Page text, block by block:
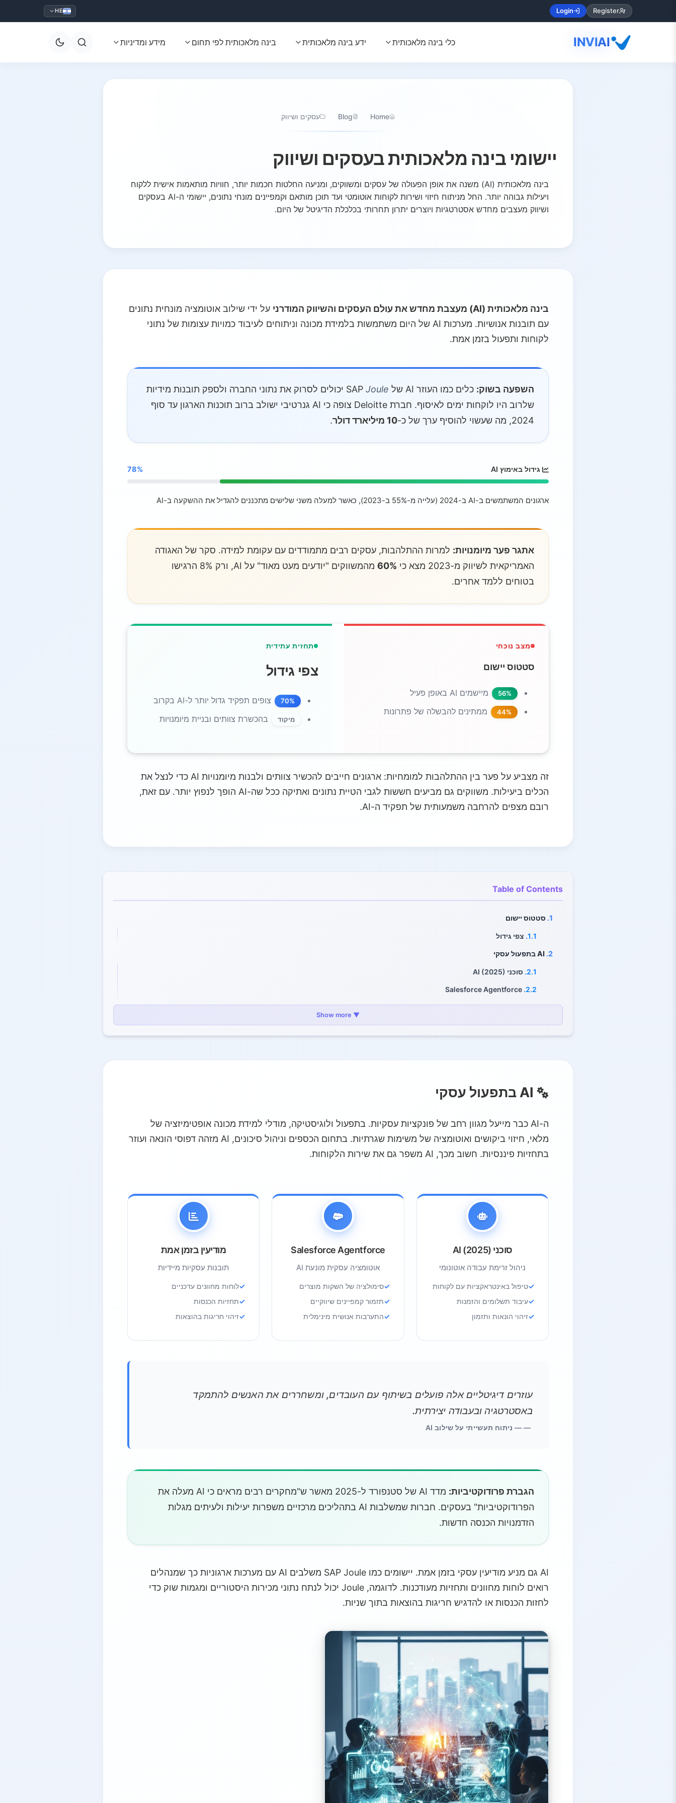
Register
Login
HE
INVIAI כלי בינה מלאכותית ידע בינה מלאכותית בינה מלאכותית לפי תחום מידע ומדיניות
Home
Blog עסקים ושיווק
יישומי בינה מלאכותית בעסקים ושיווק
בינה מלאכותית (AI) משנה את אופן הפעולה של עסקים ומשווקים, ומניעה החלטות חכמות יותר, חוויות מותאמות אישית ללקוח
ויעילות גבוהה יותר. החל מניתוח חיזוי ושירות לקוחות אוטומטי ועד תוכן מותאם וקמפיינים מונחי נתונים, יישומי ה-AI בעסקים
ושיווק מעצבים מחדש אסטרטגיות ויוצרים יתרון תחרותי בכלכלת הדיגיטל של היום.
בינה מלאכותית (AI) מעצבת מחדש את עולם העסקים והשיווק המודרני
על ידי שילוב אוטומציה מונחית נתונים
עם תובנות אנושיות. מערכות AI של היום משתמשות בלמידת מכונה וניתוחים לעיבוד כמויות עצומות של נתוני
לקוחות ותפעול בזמן אמת.
השפעה בשוק: כלים כמו העוזר AI של SAP Joule
יכולים לסרוק את נתוני החברה ולספק תובנות מידיות
שלרוב היו לוקחות ימים לאיסוף. חברת Deloitte צופה כי AI גנרטיבי ישולב ברוב תוכנות הארגון עד סוף
2024, מה שעשוי להוסיף ערך של כ-
10 מיליארד דולר .
גידול באימוץ AI 78%
ארגונים המשתמשים ב-AI ב-2024 (עלייה מ-55% ב-2023), כאשר למעלה משני שלישים מתכננים להגדיל את ההשקעה ב-AI
אתגר פער מיומנויות: למרות ההתלהבות, עסקים רבים מתמודדים עם עקומת למידה. סקר של האגודה
האמריקאית לשיווק מ-2023 מצא כי
60%
מהמשווקים "יודעים מעט מאוד" על AI, ורק 8% הרגישו
בטוחים ללמד אחרים.
מצב נוכחי
סטטוס יישום
56% מיישמים AI באופן פעיל
44% ממתינים להבשלה של פתרונות
תחזית עתידית
צפי גידול
70% צופים תפקיד גדול יותר ל-AI בקרוב
מיקוד בהכשרת צוותים ובניית מיומנויות
זה מצביע על פער בין ההתלהבות למומחיות: ארגונים חייבים להכשיר צוותים ולבנות מיומנויות AI כדי לנצל את
הכלים ביעילות. משווקים גם מביעים חששות לגבי הטיית נתונים ואתיקה ככל שה-AI הופך לנפוץ יותר. עם זאת,
רובם מצפים להרחבה משמעותית של תפקיד ה-AI.
Table of Contents
1. סטטוס יישום
1.1. צפי גידול
2.
2.1. סוכני AI (2025)
2.2.
2.3. מודיעין בזמן אמת
3. AI בשיווק
3.4. צ'אטבוטים ואוטומציה
הקצאת תקציב של 20%
קמפיינים מתקדמים
▼ Show more
ה-AI כבר מייעל מגוון רחב של פונקציות עסקיות. בתפעול ולוגיסטיקה, מודלי למידת מכונה אופטימיזציה של
מלאי, חיזוי ביקושים ואוטומציה של משימות שגרתיות. בתחום הכספים וניהול סיכונים, AI מזהה דפוסי הונאה ועוזר
בתחזיות פיננסיות. חשוב מכך, AI משפר גם את שירות הלקוחות.
סוכני AI (2025)
ניהול זרימת עבודה אוטונומי
טיפול באינטראקציות עם לקוחות
עיבוד תשלומים והזמנות
זיהוי הונאות ותזמון
Salesforce Agentforce
אוטומציה עסקית מונעת AI
סימולציה של השקות מוצרים
תזמור קמפיינים שיווקיים
התערבות אנושית מינימלית
מודיעין בזמן אמת
תובנות עסקיות מיידיות
לוחות מחוונים עדכניים
תחזיות הכנסות
זיהוי חריגות בהוצאות
עוזרים דיגיטליים אלה פועלים בשיתוף עם העובדים, ומשחררים את האנשים להתמקד
באסטרטגיה ובעבודה יצירתית.
— ניתוח תעשייתי על שילוב AI
הגברת פרודוקטיביות:
מדד AI של סטנפורד ל-2025 מאשר ש"מחקרים רבים מראים כי AI מעלה את
הפרודוקטיביות" בעסקים. חברות שמשלבות AI בתהליכים מרכזיים משפרות יעילות ולעיתים מגלות
הזדמנויות הכנסה חדשות.
AI גם מניע מודיעין עסקי בזמן אמת. יישומים כמו SAP Joule משלבים AI עם מערכות ארגוניות כך שמנהלים
רואים לוחות מחוונים ותחזיות מעודכנות. לדוגמה, Joule יכול לנתח נתוני מכירות היסטוריים ומגמות שוק כדי
לחזות הכנסות או להדגיש חריגות בהוצאות בתוך שניות.